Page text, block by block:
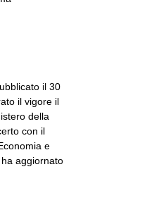
il 30
il vigore il
della
con il
e
aggiornato